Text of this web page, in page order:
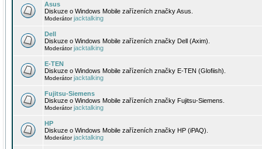
Asus
Diskuze o Windows Mobile zařízeních značky Asus.
Moderátorjacktalking
Dell
Diskuze o Windows Mobile zařízeních značky Dell (Axim).
Moderátorjacktalking
E-TEN
Diskuze o Windows Mobile zařízeních značky E-TEN (Glofiish).
Moderátorjacktalking
Fujitsu-Siemens
Diskuze o Windows Mobile zařízeních značky Fujitsu-Siemens.
Moderátorjacktalking
HP
Diskuze o Windows Mobile zařízeních značky HP (iPAQ).
Moderátorjacktalking